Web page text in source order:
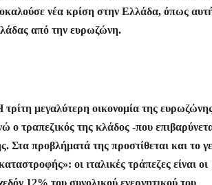
νέα κρίση στην Ελλάδα, όπως
από την ευρωζώνη.
μεγαλύτερη οικονομία της ευρωζώνης
τραπεζικός της κλάδος -που
Στα προβλήματά της προστίθεται και το
οι ιταλικές τράπεζες είναι οι